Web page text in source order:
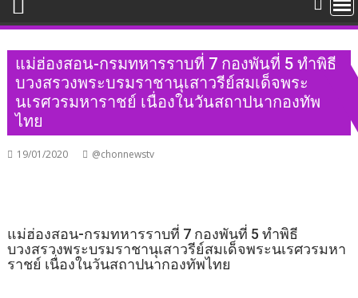
แม่ฮ่องสอน-กรมทหารราบที่ 7 กองพันที่ 5 ทำพิธี
บวงสรวงพระบรมราชานุเสาวรีย์สมเด็จพระ
นเรศวรมหาราชย์ เนื่องในวันสถาปนากองทัพ
ไทย
19/01/2020 @chonnewstv
แม่ฮ่องสอน-กรมทหารราบที่ 7 กองพันที่ 5 ทำพิธี
บวงสรวงพระบรมราชานุเสาวรีย์สมเด็จพระนเรศวรมหา
ราชย์ เนื่องในวันสถาปนากองทัพไทย